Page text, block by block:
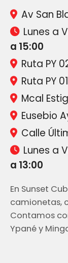
Av San
Lunes a
a 15:00
Ruta PY
Ruta PY
Mcal
Eusebio
Calle
Lunes a
a 13:00
En Sunset
camionetas,
Contamos
Ypané y